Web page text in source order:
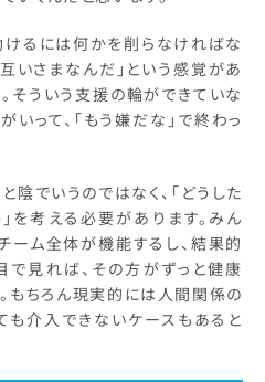
るには何かを削らなければな
互いさまなんだ」という感覚があ
そういう支援の輪ができていな
いって、「もう嫌だな」で終わっ
陰でいうのではなく、「どうした
を考える必要があります。みん
ーム全体が機能するし、結果的
で見れば、その方がずっと健康
もちろん現実的には人間関係の
も介入できないケースもあると